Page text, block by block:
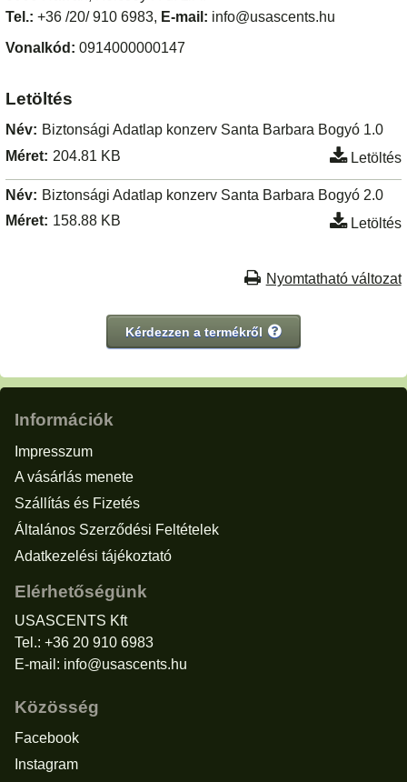
Tel.: +36 /20/ 910 6983, E-mail: info@usascents.hu
Vonalkód: 0914000000147
Letöltés
Név: Biztonsági Adatlap konzerv Santa Barbara Bogyó 1.0
Méret: 204.81 KB Letöltés
Név: Biztonsági Adatlap konzerv Santa Barbara Bogyó 2.0
Méret: 158.88 KB Letöltés
Nyomtatható változat
Kérdezzen a termékről
Információk
Impresszum
A vásárlás menete
Szállítás és Fizetés
Általános Szerződési Feltételek
Adatkezelési tájékoztató
Elérhetőségünk
USASCENTS Kft
Tel.: +36 20 910 6983
E-mail: info@usascents.hu
Közösség
Facebook
Instagram